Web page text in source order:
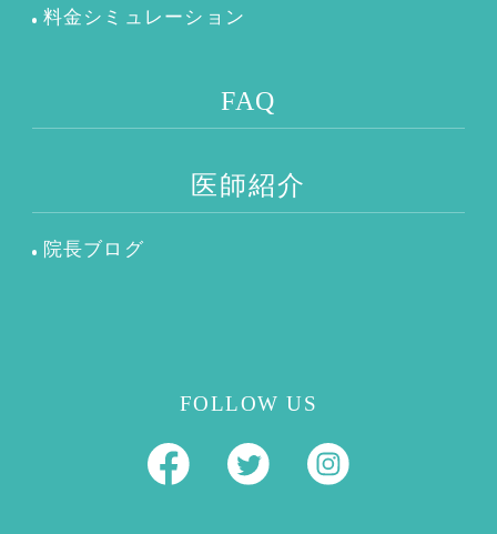
料金シミュレーション
FAQ
医師紹介
院長ブログ
FOLLOW US